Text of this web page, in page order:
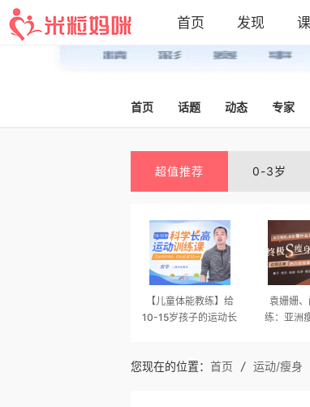
首页 发现
首页 话题 动态 专家
超值推荐 0-3岁
【儿童体能教练】给
10-15岁孩子的运动长
袁姗姗
练：亚洲
您现在的位置： 首页 / 运动/瘦身